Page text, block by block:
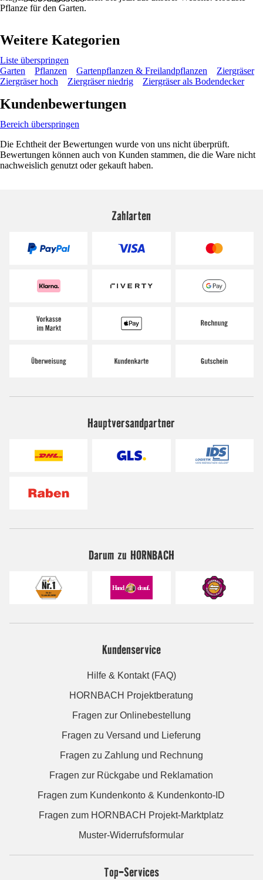
Pflanze für den Garten.
Weitere Kategorien
Liste überspringen
Garten
Pflanzen Gartenpflanzen & Freilandpflanzen
Ziergräser
Ziergräser hoch
Ziergräser niedrig Ziergräser als Bodendecker
Kundenbewertungen
Bereich überspringen
Die Echtheit der Bewertungen wurde von uns nicht überprüft.
Bewertungen können auch von Kunden stammen, die die Ware nicht
nachweislich genutzt oder gekauft haben.
Zahlarten
Hauptversandpartner
Darum zu HORNBACH
Kundenservice
Hilfe & Kontakt (FAQ)
HORNBACH Projektberatung
Fragen zur Onlinebestellung
Fragen zu Versand und Lieferung
Fragen zu Zahlung und Rechnung
Fragen zur Rückgabe und Reklamation
Fragen zum Kundenkonto & Kundenkonto-ID
Fragen zum HORNBACH Projekt-Marktplatz
Muster-Widerrufsformular
Top-Services